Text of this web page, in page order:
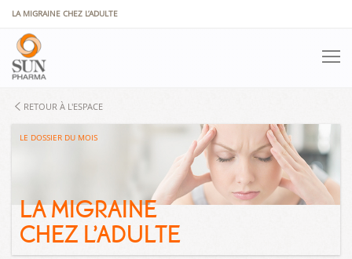
LA MIGRAINE CHEZ L’ADULTE
RETOUR À L'ESPACE
LE DOSSIER DU MOIS
LA MIGRAINE
CHEZ L’ADULTE